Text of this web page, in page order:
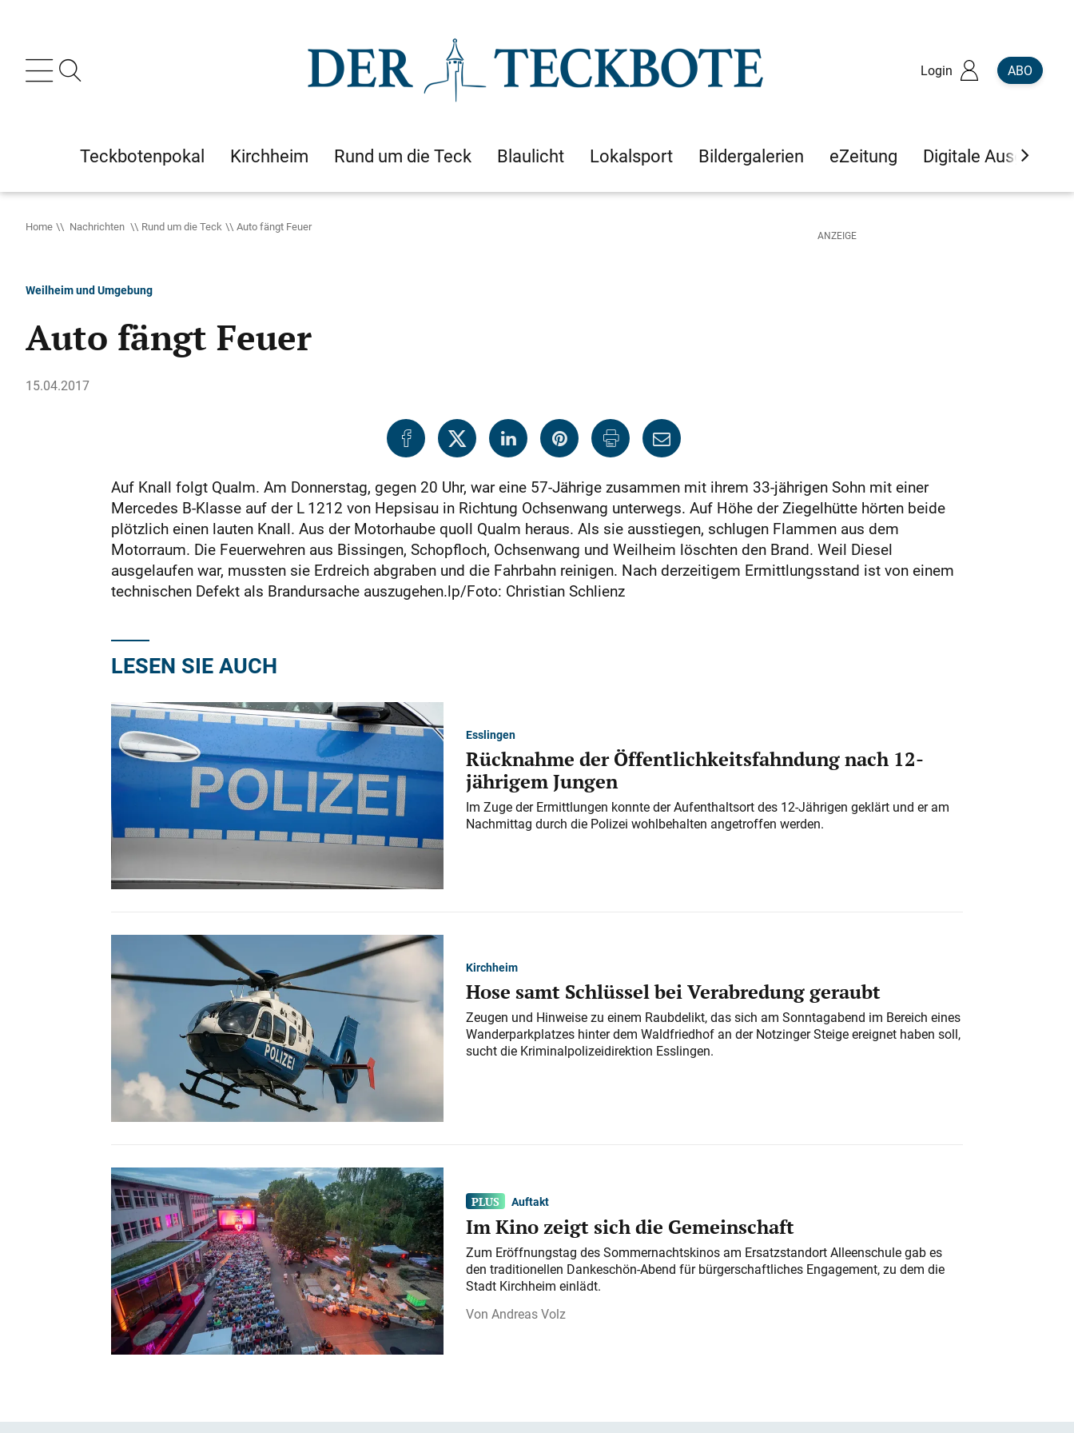
Login ABO
Teckbotenpokal Kirchheim Rund um die Teck Blaulicht Lokalsport Bildergalerien eZeitung Digitale Ausgaben
Home Nachrichten Rund um die Teck Auto fängt Feuer
Weilheim und Umgebung
Auto fängt Feuer
15.04.2017
Auf Knall folgt Qualm. Am Donnerstag, gegen 20 Uhr, war eine 57-Jährige zusammen mit ihrem 33-jährigen Sohn mit einer
Mercedes B-Klasse auf der L 1212 von Hepsisau in Richtung Ochsenwang unterwegs. Auf Höhe der Ziegelhütte hörten beide
plötzlich einen lauten Knall. Aus der Motorhaube quoll Qualm heraus. Als sie ausstiegen, schlugen Flammen aus dem
Motorraum. Die Feuerwehren aus Bissingen, Schopfloch, Ochsenwang und Weilheim löschten den Brand. Weil Diesel
ausgelaufen war, mussten sie Erdreich abgraben und die Fahrbahn reinigen. Nach derzeitigem Ermittlungsstand ist von einem
technischen Defekt als Brandursache auszugehen.lp/Foto: Christian Schlienz
LESEN SIE AUCH
Esslingen
Rücknahme der Öffentlichkeitsfahndung nach 12-
jährigem Jungen
Im Zuge der Ermittlungen konnte der Aufenthaltsort des 12-Jährigen geklärt und er am
Nachmittag durch die Polizei wohlbehalten angetroffen werden.
Kirchheim
Hose samt Schlüssel bei Verabredung geraubt
Zeugen und Hinweise zu einem Raubdelikt, das sich am Sonntagabend im Bereich eines
Wanderparkplatzes hinter dem Waldfriedhof an der Notzinger Steige ereignet haben soll,
sucht die Kriminalpolizeidirektion Esslingen.
Auftakt
Im Kino zeigt sich die Gemeinschaft
Zum Eröffnungstag des Sommernachtskinos am Ersatzstandort Alleenschule gab es
den traditionellen Dankeschön-Abend für bürgerschaftliches Engagement, zu dem die
Stadt Kirchheim einlädt.
Andreas Volz